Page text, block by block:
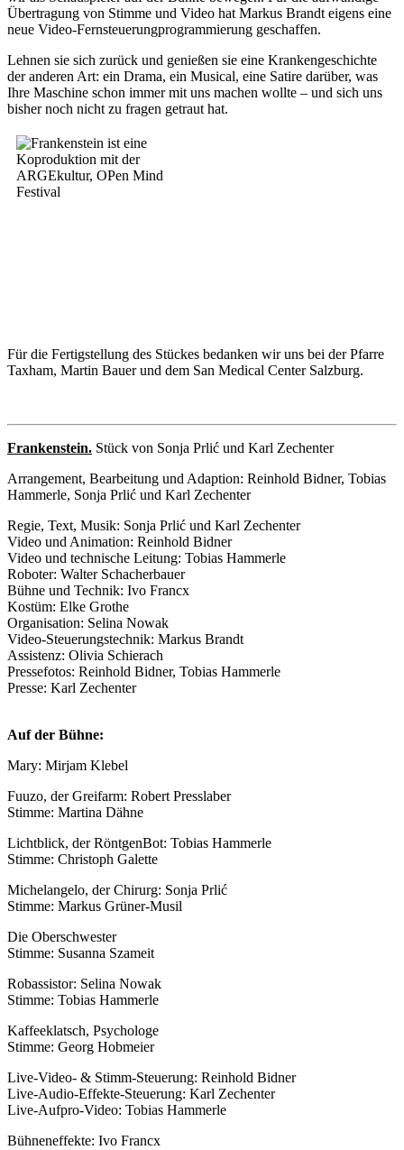
Übertragung von Stimme und Video hat Markus Brandt eigens eine
neue Video-Fernsteuerungprogrammierung geschaffen.
Lehnen sie sich zurück und genießen sie eine Krankengeschichte
der anderen Art: ein Drama, ein Musical, eine Satire darüber, was
Ihre Maschine schon im­mer mit uns machen wollte – und sich uns
bisher noch nicht zu fragen getraut hat.
Für die Fertigstellung des Stückes bedanken wir uns bei der Pfarre
Taxham, Martin Bauer und dem San Medical Center Salzburg.
Frankenstein. Stück von Sonja Prlić und Karl Zechenter
Arrangement, Bearbeitung und Adaption: Reinhold Bidner, Tobias
Hammerle, Sonja Prlić und Karl Zechenter
Regie, Text, Musik: Sonja Prlić und Karl Zechenter
Video und Animation: Reinhold Bidner
Video und technische Leitung: Tobias Hammerle
Roboter: Walter Schacherbauer
Bühne und Technik: Ivo Francx
Kostüm: Elke Grothe
Organisation: Selina Nowak
Video-Steuerungstechnik: Markus Brandt
Assistenz: Olivia Schierach
Pressefotos: Reinhold Bidner, Tobias Hammerle
Presse: Karl Zechenter
Auf der Bühne:
Mary: Mirjam Klebel
Fuuzo, der Greifarm: Robert Presslaber
Stimme: Martina Dähne
Lichtblick, der RöntgenBot: Tobias Hammerle
Stimme: Christoph Galette
Michelangelo, der Chirurg: Sonja Prlić
Stimme: Markus Grüner-Musil
Die Oberschwester
Stimme: Susanna Szameit
Robassistor: Selina Nowak
Stimme: Tobias Hammerle
Kaffeeklatsch, Psychologe
Stimme: Georg Hobmeier
Live-Video- & Stimm-Steuerung: Reinhold Bidner
Live-Audio-Effekte-Steuerung: Karl Zechenter
Live-Aufpro-Video: Tobias Hammerle
Bühneneffekte: Ivo Francx